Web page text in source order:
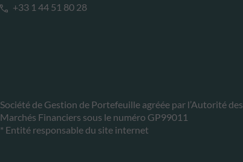
+33 1 44 51 80 28
Société de Gestion de Portefeuille agréée par l’Autorité des
Marchés Financiers sous le numéro GP99011
* Entité responsable du site internet